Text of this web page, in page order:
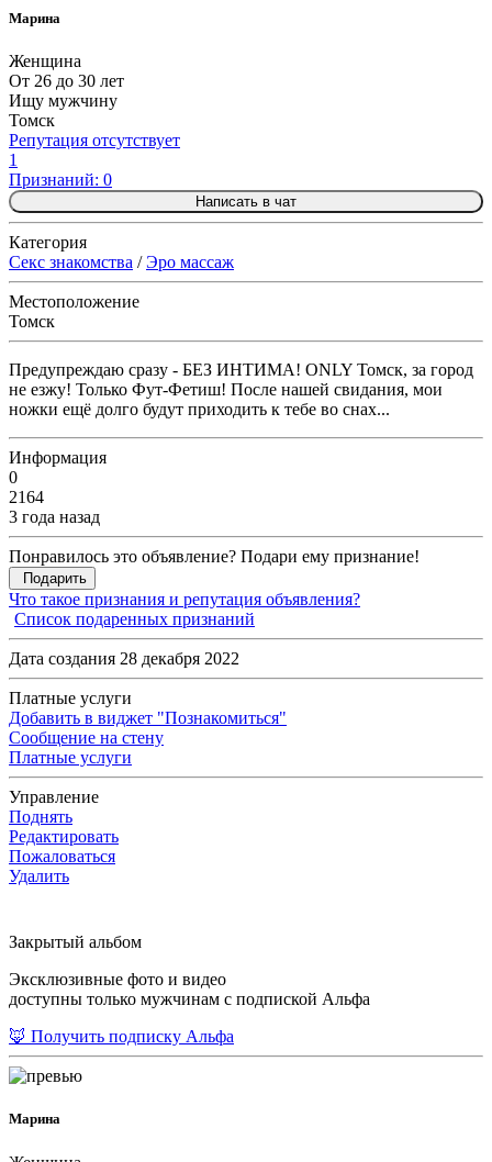
Марина
Женщина
От 26 до 30 лет
Ищу мужчину
Томск
Репутация отсутствует
1
Признаний: 0
Написать в чат
Категория
Секс знакомства /Эро массаж
Местоположение
Томск
Предупреждаю сразу - БЕЗ ИНТИМА! ONLY Томск, за город
не езжу! Только Фут-Фетиш! После нашей свидания, мои
ножки ещё долго будут приходить к тебе во снах...
Информация
0
2164
3 года назад
Понравилось это объявление? Подари ему признание!
Подарить
Что такое признания и репутация объявления?
Список подаренных признаний
Дата создания 28 декабря 2022
Платные услуги
Добавить в виджет "Познакомиться"
Сообщение на стену
Платные услуги
Управление
Поднять
Редактировать
Пожаловаться
Удалить
Закрытый альбом
Эксклюзивные фото и видео
доступны только мужчинам с подпиской Альфа
🦊 Получить подписку Альфа
Марина